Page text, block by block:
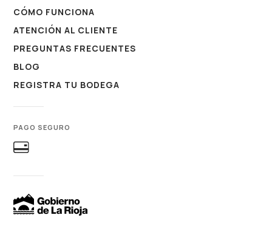
CÓMO FUNCIONA
ATENCIÓN AL CLIENTE
PREGUNTAS FRECUENTES
BLOG
REGISTRA TU BODEGA
PAGO SEGURO